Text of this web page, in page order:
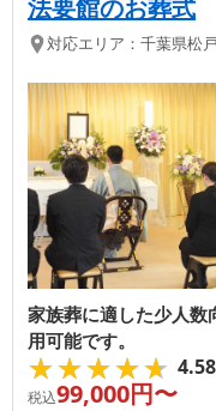
法要館のお葬式
対応エリア： 千葉県松
家族葬に適した少人数
用可能です。
★★★★★
★★★★★ 4.58
税込99,000円〜